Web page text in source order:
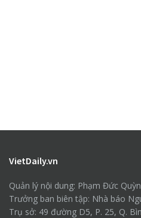
VietDaily.vn
Quản lý nội dung: Phạm Đức
Trưởng ban biên tập: Nhà báo
Trụ sở: 49 đường D5, P. 25, Q.